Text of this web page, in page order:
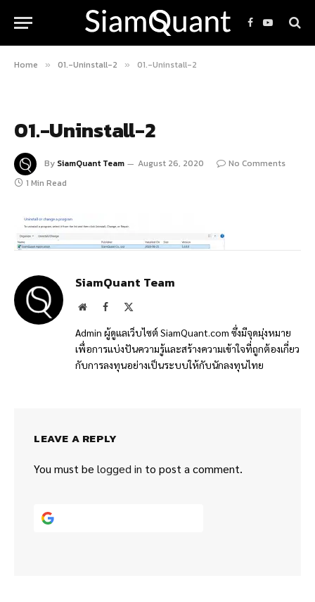
Facebook
YouTube
Home » 01.-Uninstall-2 » 01.-Uninstall-2
01.-Uninstall-2
By SiamQuant Team August 26, 2020
No Comments
1 Min Read
SiamQuant Team
WebsiteFacebook
Admin ผู้ดูแลเว็บไซต์ SiamQuant.com ซึ่งมีจุดมุ่งหมาย
เพื่อการแบ่งปันความรู้และสร้างความเข้าใจที่ถูกต้องเกี่ยว
กับการลงทุนอย่างเป็นระบบให้กับนักลงทุนไทย
LEAVE A REPLY
You must be logged in to post a comment.